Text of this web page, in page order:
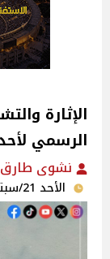
الإثارة
الرسمي
نشوى
الأحد 21/سبتمبر/2025 - 11:40 م